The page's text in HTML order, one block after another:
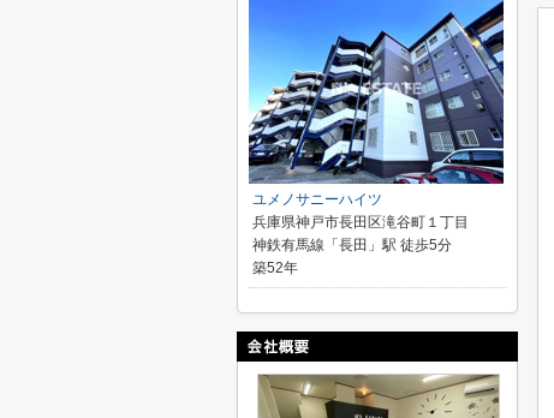
ユメノサニーハイツ
兵庫県神戸市長田区滝谷町１丁目
神鉄有馬線「長田」駅 徒歩5分
築52年